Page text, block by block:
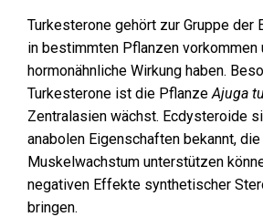
Turkesterone gehört zur Gruppe der
in bestimmten Pflanzen vorkommen
hormonähnliche Wirkung haben.
Turkesterone ist die PflanzeAjuga
Zentralasien wächst. Ecdysteroide
anabolen Eigenschaften bekannt,
Muskelwachstum unterstützen
negativen Effekte synthetischer
bringen.